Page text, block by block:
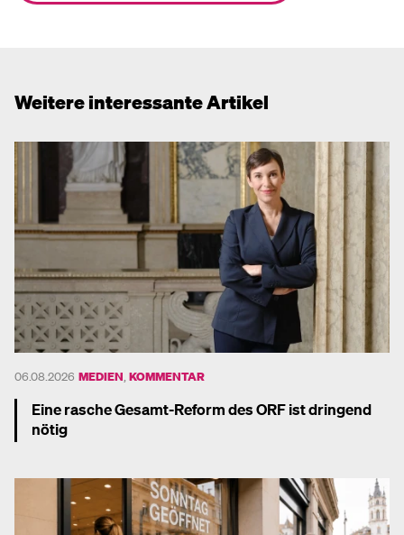
Weitere interessante Artikel
06.08.2026 MEDIEN KOMMENTAR
Eine rasche Gesamt-Reform des ORF ist dringend
nötig